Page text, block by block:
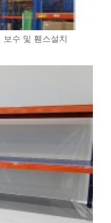
수 및 휀스설치